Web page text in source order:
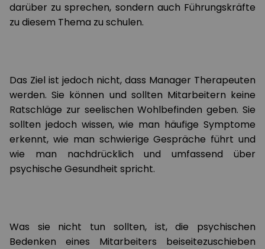
darüber zu sprechen, sondern auch Führungskräfte
zu diesem Thema zu schulen.
Das Ziel ist jedoch nicht, dass Manager Therapeuten
werden. Sie können und sollten Mitarbeitern keine
Ratschläge zur seelischen Wohlbefinden geben. Sie
sollten jedoch wissen, wie man häufige Symptome
erkennt, wie man schwierige Gespräche führt und
wie man nachdrücklich und umfassend über
psychische Gesundheit spricht.
Was sie nicht tun sollten, ist, die psychischen
Bedenken eines Mitarbeiters beiseitezuschieben